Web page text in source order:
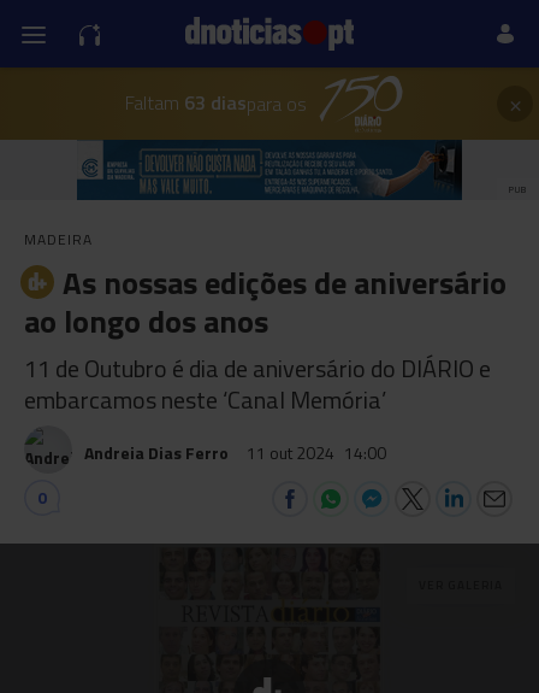
Faltam 63 diaspara os ×
PUB
MADEIRA
As nossas edições de aniversário
ao longo dos anos
11 de Outubro é dia de aniversário do DIÁRIO e
embarcamos neste ‘Canal Memória’
Andreia Dias Ferro 11 out 2024 14:00
0